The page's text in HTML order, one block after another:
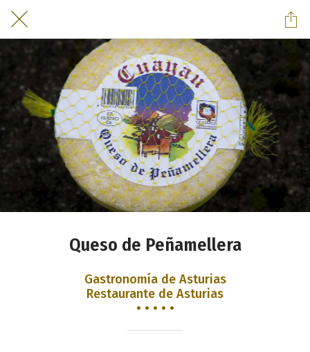
Queso de Peñamellera
Gastronomía de Asturias
Restaurante de Asturias
• • • • •